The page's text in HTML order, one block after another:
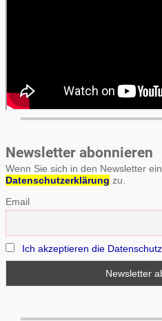
Newsletter abonnieren
Wenn Sie sich in den Newsletter
Datenschutzerklärung zu.
Email
Ich akzeptieren die